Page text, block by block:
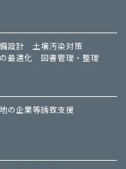
設計
土壌汚染対策
最適化 図書管理・整理
の企業等誘致支援